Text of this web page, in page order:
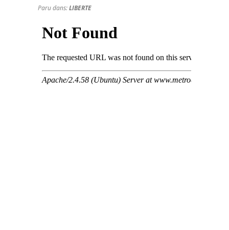
Paru dans:LIBERTE